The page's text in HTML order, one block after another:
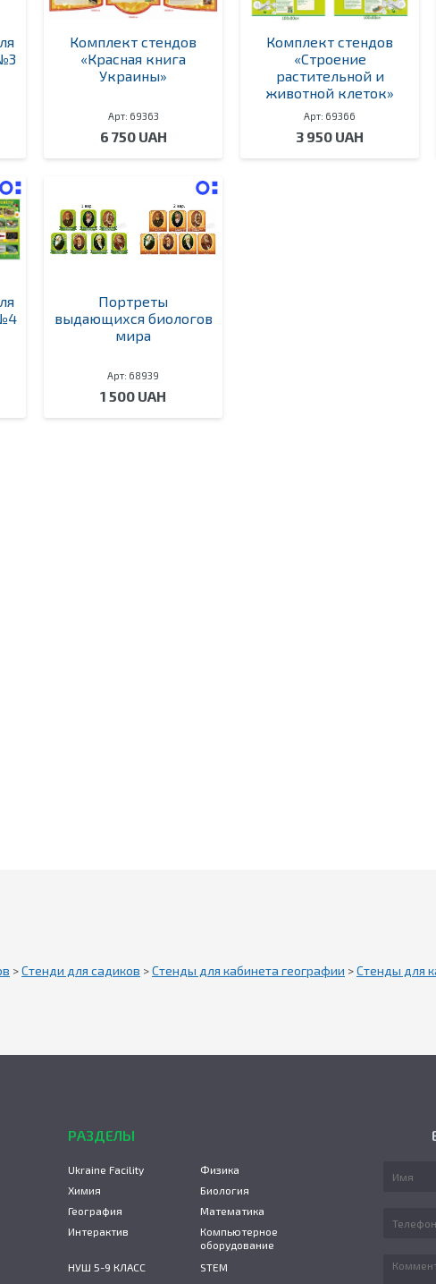
Комплект стендов
«Красная книга
Украины»
Арт: 69363
6 750 UAH
Комплект стендов
«Строение
растительной и
животной клеток»
Арт: 69366
3 950 UAH
Портреты
выдающихся биологов
мира
Арт: 68939
1 500 UAH
>Стенди для садиков >Стенды для кабинета географии >Стенды для
РАЗДЕЛЫ
Ukraine Facility
Физика
Химия
Биология
География
Математика
Интерактив
Компьютерное
оборудование
НУШ 5-9 КЛАСС
STEM